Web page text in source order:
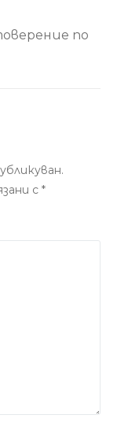
по
с*